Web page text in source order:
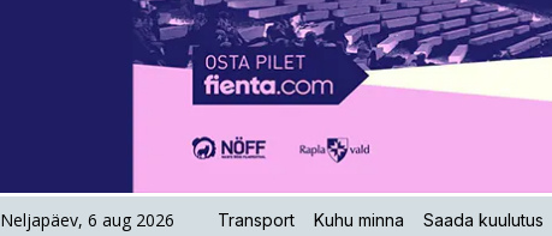
Neljapäev, 6 aug 2026 Transport Kuhu minna Saada kuulutus